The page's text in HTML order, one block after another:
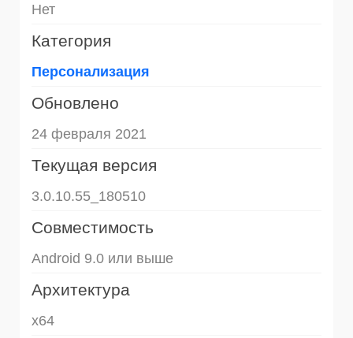
Нет
Категория
Персонализация
Обновлено
24 февраля 2021
Текущая версия
3.0.10.55_180510
Совместимость
Android 9.0 или выше
Архитектура
x64